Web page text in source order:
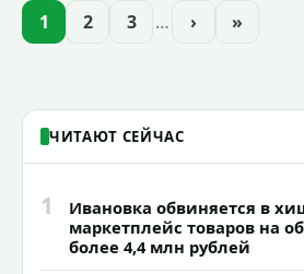
проекта подсветки
1 2 3 … › »
ЧИТАЮТ СЕЙЧАС
1
Ивановка обвиняется в
маркетплейс товаров на
более 4,4 млн рублей